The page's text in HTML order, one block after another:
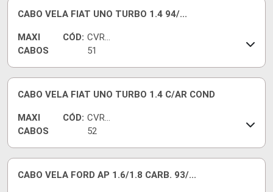
CABO VELA FIAT UNO TURBO 1.4 94/...
MAXI
CABOS
CÓD: CVRT
51
CABO VELA FIAT UNO TURBO 1.4 C/AR COND
MAXI
CABOS
CÓD: CVRT
52
CABO VELA FORD AP 1.6/1.8 CARB. 93/...